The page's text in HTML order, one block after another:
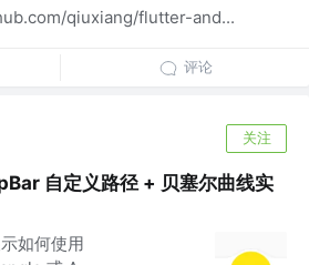
qiuxiang/flutter-and...
评论
关注
自定义路径 + 贝塞尔曲线实
如何使用